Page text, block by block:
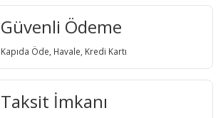
Güvenli Ödeme
Kapıda Öde, Havale, Kredi Kartı
Taksit İmkanı